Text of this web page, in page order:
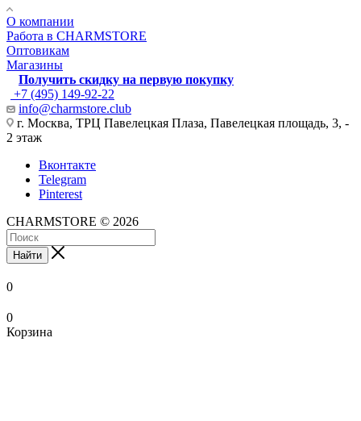
О компании
Работа в CHARMSTORE
Оптовикам
Магазины
Получить скидку на первую покупку
+7 (495) 149-92-22
info@charmstore.club
г. Москва, ТРЦ Павелецкая Плаза, Павелецкая площадь, 3, -
2 этаж
Вконтакте
Telegram
Pinterest
CHARMSTORE © 2026
Найти
0
0
Корзина